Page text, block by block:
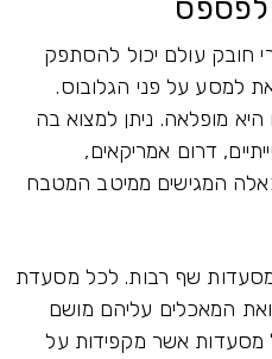
חובק עולם יכול להסתפק
למסע על פני הגלובוס.
מופלאה. ניתן למצוא בה
דרום אמריקאים,
כאלה המגישים ממיטב המטבח
שף רבות. לכל מסעדת
המאכלים עליהם מושם
אשר מקפידות על